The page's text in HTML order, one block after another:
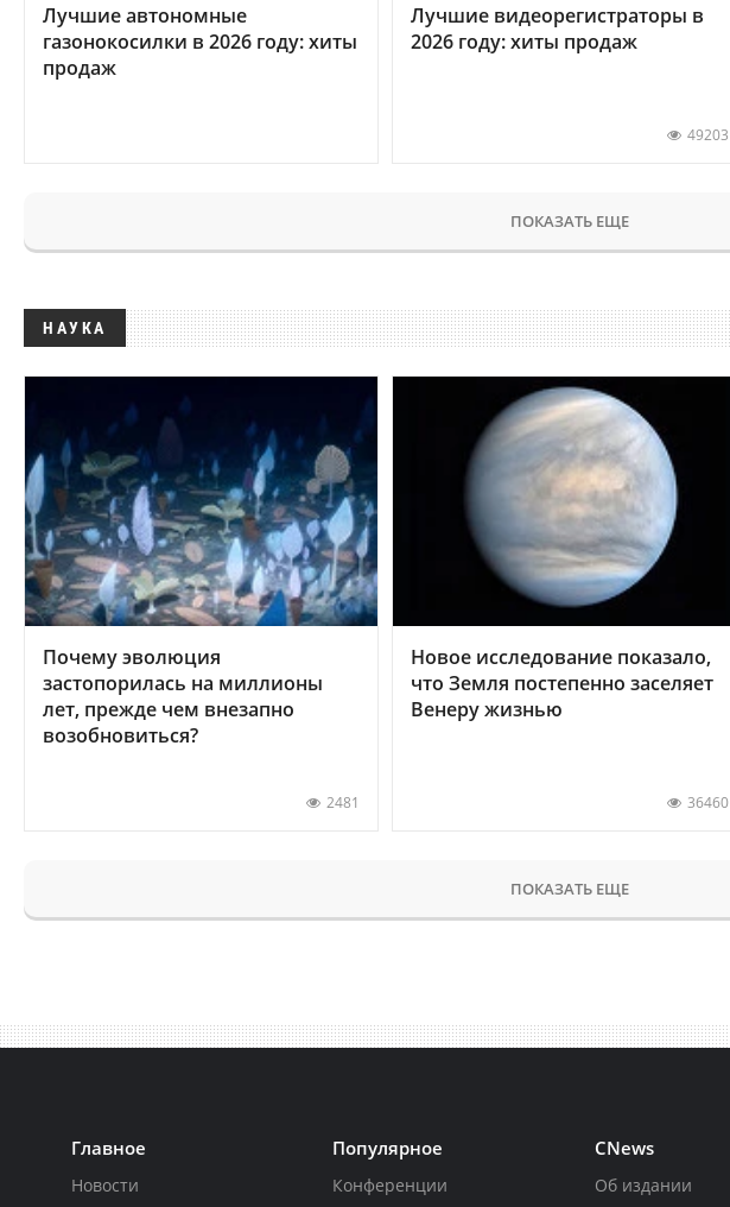
Лучшие автономные
газонокосилки в 2026 году: хиты
продаж
Лучшие видеорегистраторы в
2026 году: хиты продаж
49203
ПОКАЗАТЬ ЕЩЕ
НАУКА
Почему эволюция
застопорилась на миллионы
лет, прежде чем внезапно
возобновиться?
2481
Новое исследование показало,
что Земля постепенно заселяет
Венеру жизнью
36460
ПОКАЗАТЬ ЕЩЕ
Главное
Новости
Популярное
Конференции
CNews
Об издании